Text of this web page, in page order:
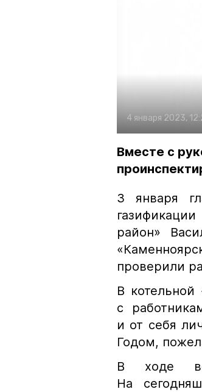
4 января 2023,
Вместе с
3 января
район»
проверили
В
с
и от себя
Годом,
В ходе
На